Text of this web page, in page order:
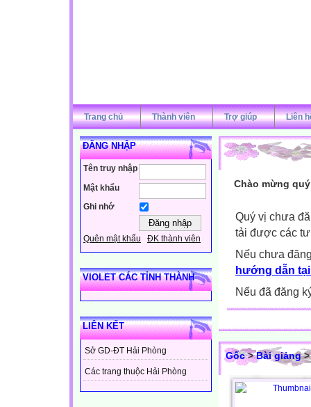
Trang chủ Thành viên Trợ giúp Liên
ĐĂNG NHẬP
Tên truy nhập
Mật khẩu
Ghi nhớ
Quên mật khẩu ĐK thành viên
VIOLET CÁC TỈNH THÀNH
LIÊN KẾT
Sở GD-ĐT Hải Phòng
Các trang thuộc Hải Phòng
Chào mừng
Quý vị chưa
tải được các
Nếu chưa
hướng dẫn
Nếu đã đăng
Gốc>Bài giảng